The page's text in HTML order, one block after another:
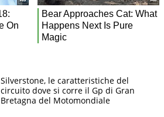
Silverstone, le caratteristiche del
circuito dove si corre il Gp di Gran
Bretagna del Motomondiale